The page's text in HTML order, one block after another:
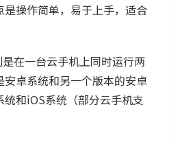
操作简单，易于上手，适合
在一台云手机上同时运行两
卓系统和另一个版本的安卓
和iOS系统（部分云手机支